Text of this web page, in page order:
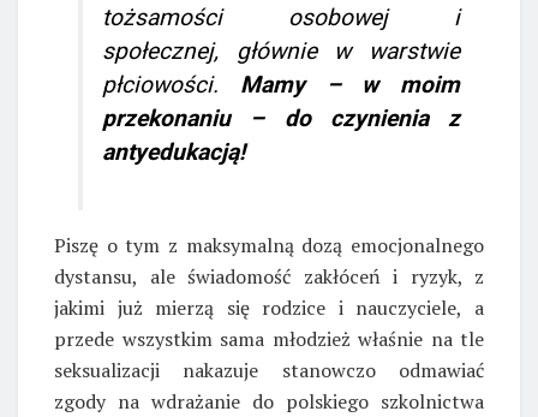
tożsamości osobowej i
społecznej, głównie w warstwie
płciowości. Mamy – w moim
przekonaniu – do czynienia z
antyedukacją!
Piszę o tym z maksymalną dozą emocjonalnego
dystansu, ale świadomość zakłóceń i ryzyk, z
jakimi już mierzą się rodzice i nauczyciele, a
przede wszystkim sama młodzież właśnie na tle
seksualizacji nakazuje stanowczo odmawiać
zgody na wdrażanie do polskiego szkolnictwa